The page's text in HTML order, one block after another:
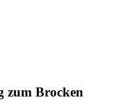
zum Brocken